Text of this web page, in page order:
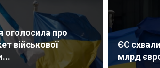
оголосила про
військової
ЄС
млрд